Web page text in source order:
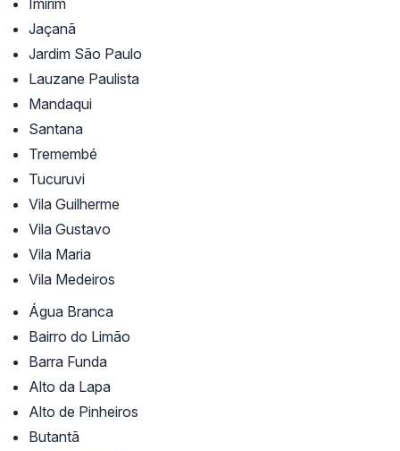
Jaçanã
Jardim São Paulo
Lauzane Paulista
Mandaqui
Santana
Tremembé
Tucuruvi
Vila Guilherme
Vila Gustavo
Vila Maria
Vila Medeiros
Água Branca
Bairro do Limão
Barra Funda
Alto da Lapa
Alto de Pinheiros
Butantã